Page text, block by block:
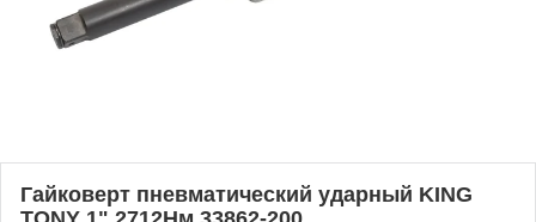
Гайковерт пневматический ударный KING